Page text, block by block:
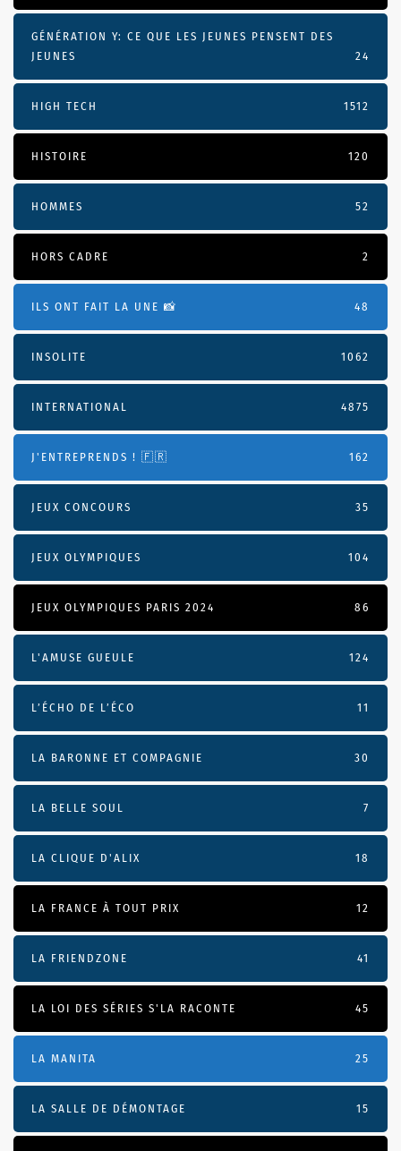
GÉNÉRATION Y: CE QUE LES JEUNES PENSENT DES
JEUNES
24
HIGH TECH 1512
HISTOIRE 120
HOMMES 52
HORS CADRE 2
ILS ONT FAIT LA UNE 📸 48
INSOLITE 1062
INTERNATIONAL 4875
J'ENTREPRENDS ! 🇫🇷 162
JEUX CONCOURS 35
JEUX OLYMPIQUES 104
JEUX OLYMPIQUES PARIS 2024 86
L'AMUSE GUEULE 124
L’ÉCHO DE L’ÉCO 11
LA BARONNE ET COMPAGNIE 30
LA BELLE SOUL 7
LA CLIQUE D'ALIX 18
LA FRANCE À TOUT PRIX 12
LA FRIENDZONE 41
LA LOI DES SÉRIES S'LA RACONTE 45
LA MANITA 25
LA SALLE DE DÉMONTAGE 15